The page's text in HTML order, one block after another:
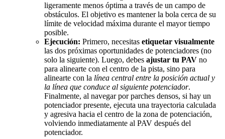
ligeramente menos óptima a través de un campo de
obstáculos. El objetivo es mantener la bola cerca de su
límite de velocidad máxima durante el mayor tiempo
posible.
Ejecución: Primero, necesitas etiquetar visualmente
las dos próximas oportunidades de potenciadores (no
solo la siguiente). Luego, debes ajustar tu PAV no
para alinearte con el centro de la pista, sino para
alinearte con la línea central entre la posición actual y
la línea que conduce al siguiente potenciador.
Finalmente, al navegar por parches densos, si hay un
potenciador presente, ejecuta una trayectoria calculada
y agresiva hacia el centro de la zona de potenciación,
volviendo inmediatamente al PAV después del
potenciador.